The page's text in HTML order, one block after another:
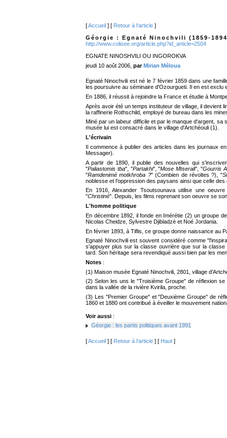
[Accueil ] [ Retour à l'article ]
Géorgie : Egnaté Ninochvili (1859-
http://www.colisee.org/article.php?id_article=2504
EGNATE NINOSHVILI OU INGOROKVA
jeudi 10 août 2006, parMirian Méloua
Egnaté Ninochvili est né le 7 février 1859 dans une
les poursuivre au séminaire d'Ozourgueti. Il en est
En 1886, il réussit à rejoindre la France et étudie à
Après avoir été un temps instituteur de village, il devient
la raffinerie Rothschild, employé de bureau dans les
Miné par un labeur difficile et par le manque d'argent,
musée lui est consacré dans le village d'Artchéouli (1).
L'écrivain
Il commence à publier des articles dans les journaux
Messager).
A partir de 1890, il publie des nouvelles qui
"Paliastomis tba", "Partakhi", "Mose Mtserali", "Gourris
"Ramdenimé motkhroba ?" (Combien de révoltes ?), "
noblesse et l'oppression des paysans ainsi que celle des
En 1916, Alexander Tsoutsounava utilise une
"Christiné". Depuis, les films reprenant son oeuvre se
L'homme politique
En décembre 1892, il fonde en Imérétie (2) un groupe
Nicolas Cheidze, Sylvestre Djibladzé et Noé Jordania.
En février 1893, à Tiflis, ce groupe donne naissance au
Egnaté Ninochvili est souvent considéré comme
s'appuyer plus sur la classe ouvrière que sur la
tard. Son héritage sera revendiqué aussi bien par les
Notes :
(1) Maison musée Egnaté Ninochvili, 2801, village
(2) Selon les uns le "Troisième Groupe" de réflexion
dans la vallée de la rivière Kvirila, proche.
(3) Les "Premier Groupe" et "Deuxième Groupe" de
1860 et 1880 ont contribué à éveiller le mouvement
Voir aussi :
Géorgie : les partis politiques avant 1991
[Accueil ] [ Retour à l'article ] [ Haut ]